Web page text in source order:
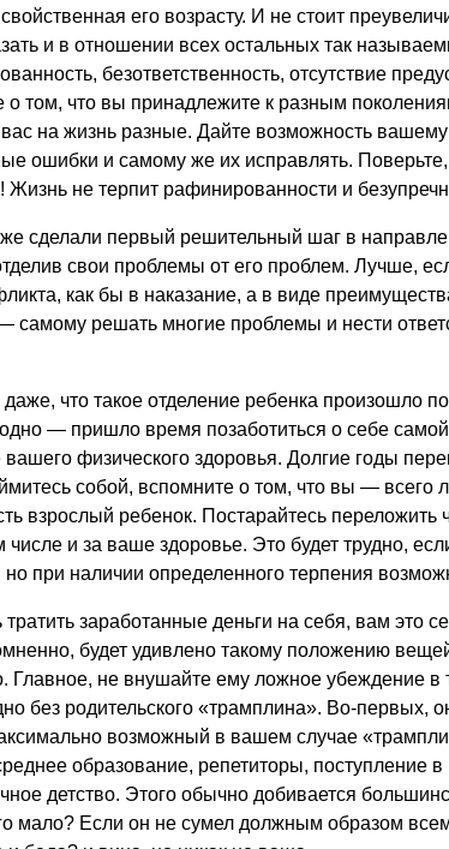
его возрасту. И не стоит
и в отношении всех остальных так
безответственность, отсутствие
о том, что вы принадлежите к разным
на жизнь разные. Дайте возможность вашему
ошибки и самому же их исправлять. Поверьте,
Жизнь не терпит рафинированности и
сделали первый решительный шаг в
свои проблемы от его проблем. Лучше,
как бы в наказание, а в виде
самому решать многие проблемы и нести
что такое отделение ребенка произошло
— пришло время позаботиться о себе
вашего физического здоровья. Долгие годы
собой, вспомните о том, что вы — всего
взрослый ребенок. Постарайтесь переложить
числе и за ваше здоровье. Это будет трудно,
при наличии определенного терпения
тратить заработанные деньги на себя, вам это
будет удивлено такому положению
Главное, не внушайте ему ложное убеждение в
без родительского «трамплина». Во-первых,
возможный в вашем случае
образование, репетиторы, поступление в
детство. Этого обычно добивается
мало? Если он не сумел должным образом